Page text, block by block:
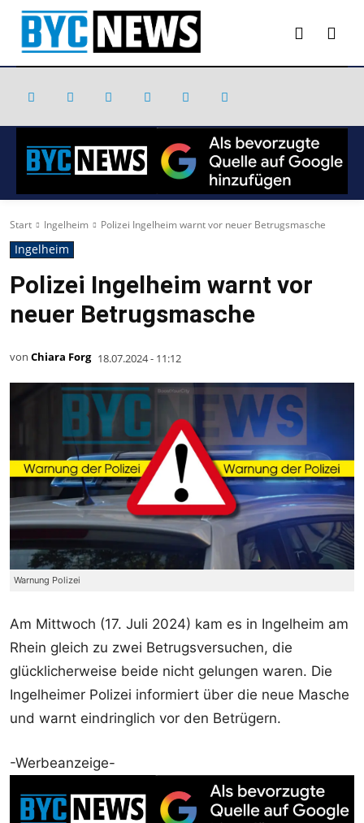
Start Ingelheim Polizei Ingelheim warnt vor neuer Betrugsmasche
Ingelheim
Polizei Ingelheim warnt vor
neuer Betrugsmasche
von Chiara Forg 18.07.2024 - 11:12
Warnung Polizei
Am Mittwoch (17. Juli 2024) kam es in Ingelheim am
Rhein gleich zu zwei Betrugsversuchen, die
glücklicherweise beide nicht gelungen waren. Die
Ingelheimer Polizei informiert über die neue Masche
und warnt eindringlich vor den Betrügern.
-Werbeanzeige-